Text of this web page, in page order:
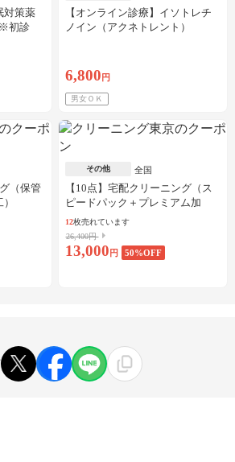
対策薬
※初診
【オンライン診療】イソトレチ
ノイン（アクネトレント）
6,800 円
男女ＯＫ
（保管
その他 全国
【10点】宅配クリーニング（ス
ピードパック＋プレミアム加
工）
12枚売れています
26,400円
13,000 円 50%OFF